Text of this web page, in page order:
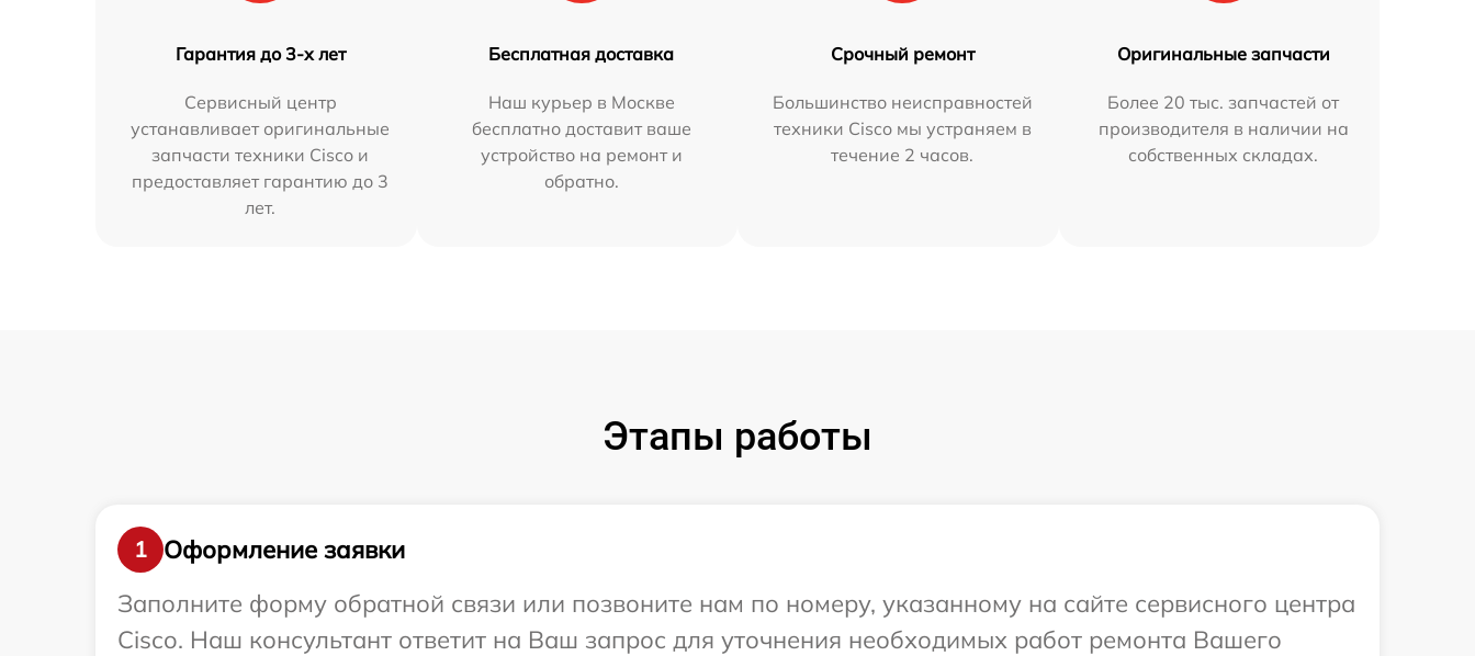
Гарантия до 3-х лет
Сервисный центр
устанавливает оригинальные
запчасти техники Cisco и
предоставляет гарантию до 3
лет.
Бесплатная доставка
Наш курьер в Москве
бесплатно доставит ваше
устройство на ремонт и
обратно.
Срочный ремонт
Большинство неисправностей
техники Cisco мы устраняем в
течение 2 часов.
Оригинальные запчасти
Более 20 тыс. запчастей от
производителя в наличии на
собственных складах.
Этапы работы
1
Оформление заявки
Заполните форму обратной связи или позвоните нам по номеру, указанному на сайте сервисного центра
Cisco. Наш консультант ответит на Ваш запрос для уточнения необходимых работ ремонта Вашего